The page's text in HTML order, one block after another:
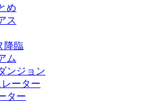
め
ス
降臨
ム
ンジョン
ーター
ター